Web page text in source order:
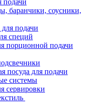
подачи
баранчики, соусники,
подачи
специй
порционной подачи
посуда для подачи
системы
сервировки